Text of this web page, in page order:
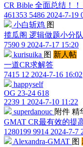
CR Bible 全面总结！
461353 5486 2024-7-19
小白斩鸡 图
揽瓜阁 逻辑做题小分
7590 9 2024-7-17 15:20
kurisuika 图 新人帖
一道CR求解答
7415 12 2024-7-16 16:02
happyself
OG 23-24 618
2239 1 2024-7-10 11:22
superdanouc 附件 精
GMAT CR最有效的
1280199 9914 2024-7-7
Alexandra-GMAT 图